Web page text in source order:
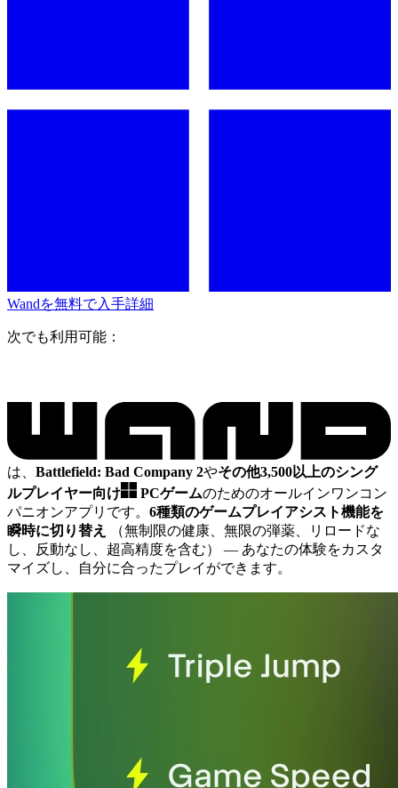
Wandを無料で入手詳細
次でも利用可能：
は、 Battlefield: Bad Company 2やその他3,500以上のシング
ルプレイヤー向け
PCゲームのためのオールインワンコン
パニオンアプリです。 6種類のゲームプレイアシスト機能を
瞬時に切り替え
（無制限の健康、無限の弾薬、リロードな
し、反動なし、超高精度を含む） — あなたの体験をカスタ
マイズし、自分に合ったプレイができます。